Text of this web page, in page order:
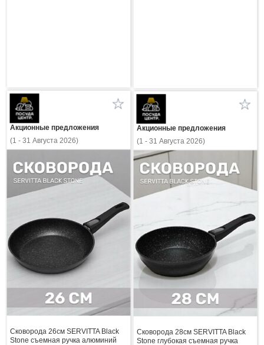
Акционные предложения
(1 - 31 Августа 2026)
Сковорода 26см SERVITTA Black
Stone съемная ручка алюминий
Акционные предложения
(1 - 31 Августа 2026)
Сковорода 28см SERVITTA Black
Stone глубокая съемная ручка